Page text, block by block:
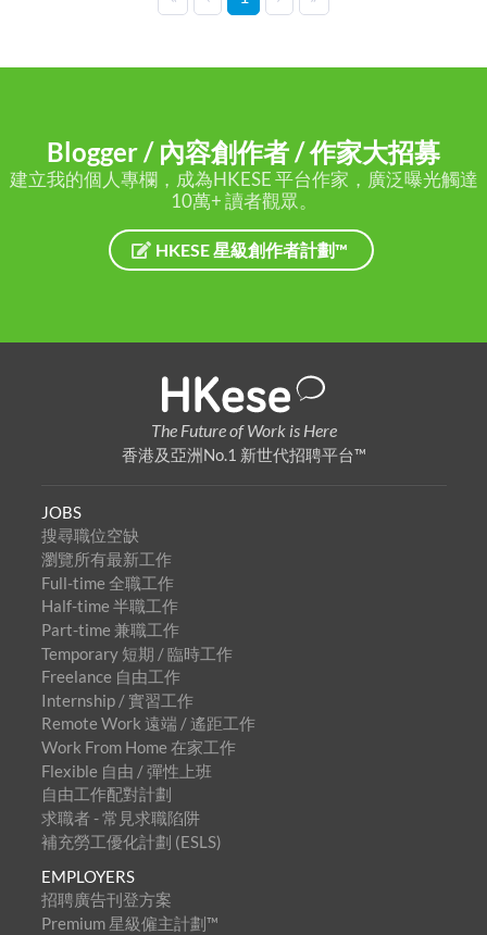
Blogger / 內容創作者 / 作家大招募
建立我的個人專欄，成為HKESE 平台作家，廣泛曝光觸達
10萬+ 讀者觀眾。
HKESE 星級創作者計劃™
The Future of Work is Here
香港及亞洲No.1 新世代招聘平台™
JOBS
搜尋職位空缺
瀏覽所有最新工作
Full-time 全職工作
Half-time 半職工作
Part-time 兼職工作
Temporary 短期 / 臨時工作
Freelance 自由工作
Internship / 實習工作
Remote Work 遠端 / 遙距工作
Work From Home 在家工作
Flexible 自由 / 彈性上班
自由工作配對計劃
求職者 - 常見求職陷阱
補充勞工優化計劃 (ESLS)
EMPLOYERS
招聘廣告刊登方案
Premium 星級僱主計劃™